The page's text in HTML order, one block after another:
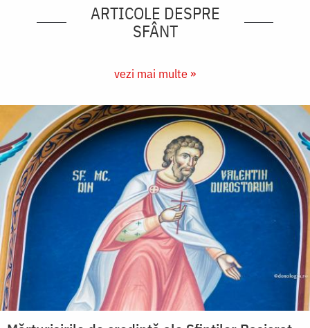
ARTICOLE DESPRE
SFÂNT
vezi mai multe »